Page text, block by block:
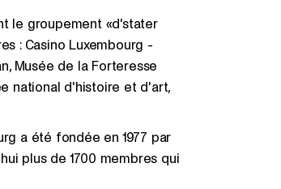
le groupement «d'stater
: Casino Luxembourg -
Musée de la Forteresse
national d'histoire et d'art,
a été fondée en 1977 par
plus de 1700 membres qui